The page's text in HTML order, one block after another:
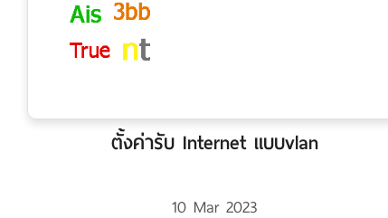
ตั้งค่ารับ Internet แบบvlan
10 Mar 2023